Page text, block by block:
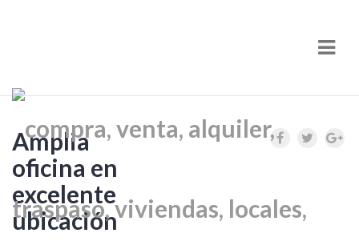
Amplia
oficina en
excelente
ubicación